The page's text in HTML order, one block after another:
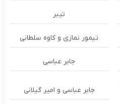
تیبر
تیمور نمازی و کاوه سلطانی
جابر عباسی
جابر عباسی و امیر گیلانی